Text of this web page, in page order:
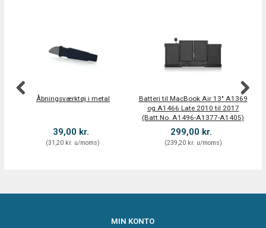
Åbningsværktøj i metal
39,00 kr.
(31,20 kr. u/moms)
Batteri til MacBook Air 13" A1369
og A1466 Late 2010 til 2017
(Batt.No. A1496-A1377-A1405)
299,00 kr.
(239,20 kr. u/moms)
MIN KONTO